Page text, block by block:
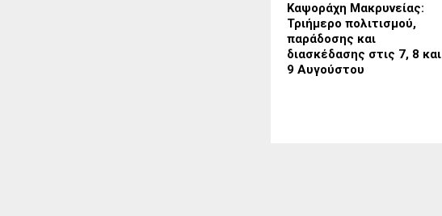
Καψοράχη Μακρυνείας:
Τριήμερο πολιτισμού,
παράδοσης και
διασκέδασης στις 7, 8 και
9 Αυγούστου